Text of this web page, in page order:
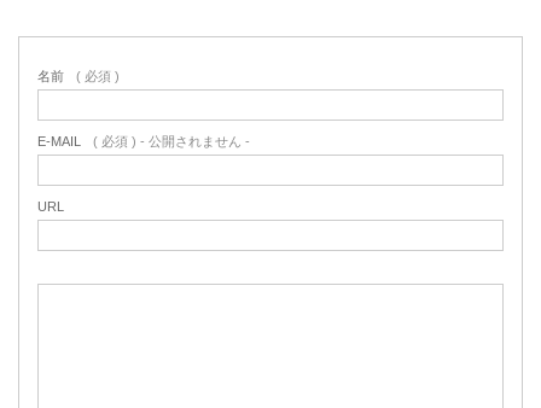
名前 ( 必須 )
E-MAIL ( 必須 ) - 公開されません -
URL